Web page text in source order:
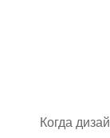
Когда